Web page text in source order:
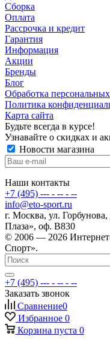
Сборка
Оплата
Рассрочка и кредит
Гарантия
Информация
Акции
Бренды
Блог
Обработка
Политика
Карта сайта
Будьте всегда в курсе!
Узнавайте о скидках и
Новости магазина
Наши контакты
+7 (495) --- - -- - --
info@eto-sport.ru
г. Москва, ул.
Плаза», оф. В830
© 2006 — 2026
Спорт».
+7 (495) --- - -- - --
Заказать звонок
Сравнение0
Избранное 0
Корзина пуста 0